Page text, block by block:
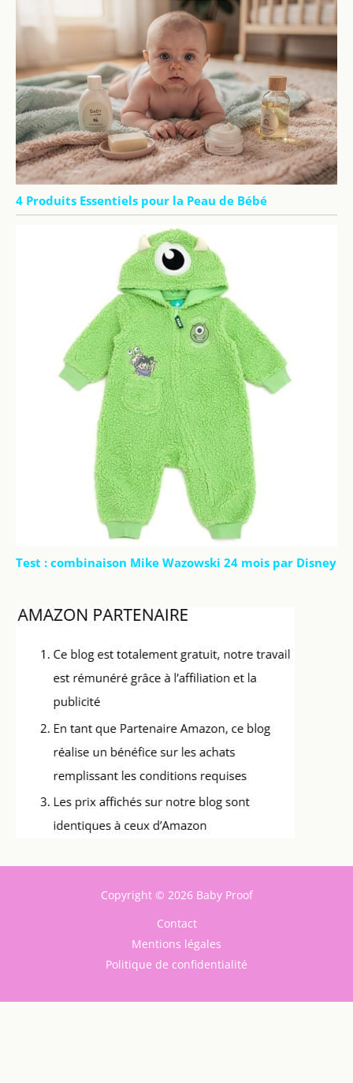
4 Produits Essentiels pour la Peau de Bébé
Test : combinaison Mike Wazowski 24 mois par Disney
Copyright © 2026 Baby Proof
Contact
Mentions légales
Politique de confidentialité